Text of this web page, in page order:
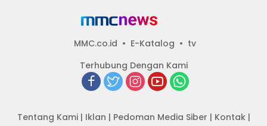
MMC.co.id E-Katalog
tv
Terhubung Dengan Kami
Tentang Kami| Iklan | Pedoman Media Siber | Kontak|